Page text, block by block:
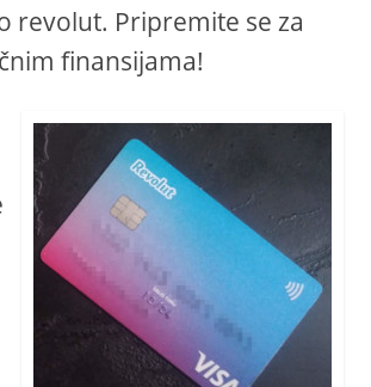
revolut. Pripremite se za
finansijama!